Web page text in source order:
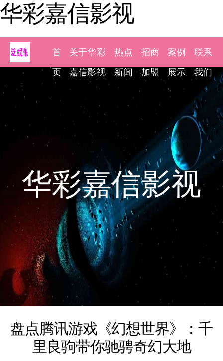
华彩嘉信影视
首
页
关于华彩
嘉信影视
热点
新闻
招商
加盟
案例
展示
联系
我们
华彩嘉信影视
盘点腾讯游戏《幻想世界》：千
里良驹带你驰骋奇幻大地